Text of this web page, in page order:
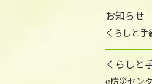
お知らせ
くらしと手
くらしと
e防災セン